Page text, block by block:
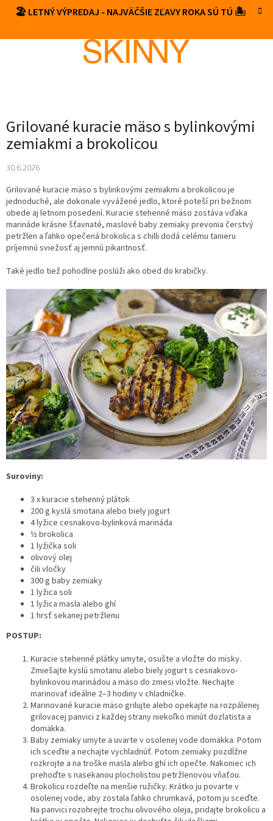
Prejsť
🏖️ LETNÝ VÝPREDAJ - NAJVÄČŠIE ZĽAVY ROKA SÚ TÚ 🏝️
Grilované kuracie mäso s bylinkovými
zemiakmi a brokolicou
30.6.2026
Grilované kuracie mäso s bylinkovými zemiakmi a brokolicou je
jednoduché, ale dokonale vyvážené jedlo, ktoré poteší pri bežnom
obede aj letnom posedení. Kuracie stehenné mäso zostáva vďaka
marináde krásne šťavnaté, maslové baby zemiaky prevonia čerstvý
petržlen a ľahko opečená brokolica s chilli dodá celému tanieru
príjemnú sviežosť aj jemnú pikantnosť.
Také jedlo tiež pohodlne poslúži ako obed do krabičky.
Suroviny:
3 x kuracie stehenný plátok
200 g kyslá smotana alebo biely jogurt
4 lyžice cesnakovo-bylinková marináda
½ brokolica
1 lyžička soli
olivový olej
čili vločky
300 g baby zemiaky
1 lyžica soli
1 lyžica masla alebo ghí
1 hrsť sekanej petržlenu
POSTUP:
Kuracie stehenné plátky umyte, osušte a vložte do misky.
Zmiešajte kyslú smotanu alebo biely jogurt s cesnakovo-
bylinkovou marinádou a mäso do zmesi vložte. Nechajte
marinovať ideálne 2–3 hodiny v chladničke.
Marinované kuracie mäso grilujte alebo opekajte na rozpálenej
grilovacej panvici z každej strany niekoľko minút dozlatista a
domäkka.
Baby zemiaky umyte a uvarte v osolenej vode domäkka. Potom
ich sceďte a nechajte vychladnúť. Potom zemiaky pozdĺžne
rozkrojte a na troške masla alebo ghí ich opečte. Nakoniec ich
prehoďte s nasekanou plocholistou petržlenovou vňaťou.
Brokolicu rozdeľte na menšie ružičky. Krátko ju povarte v
osolenej vode, aby zostala ľahko chrumkavá, potom ju sceďte.
Na panvici rozohrejte trochu olivového oleja, pridajte brokolicu a